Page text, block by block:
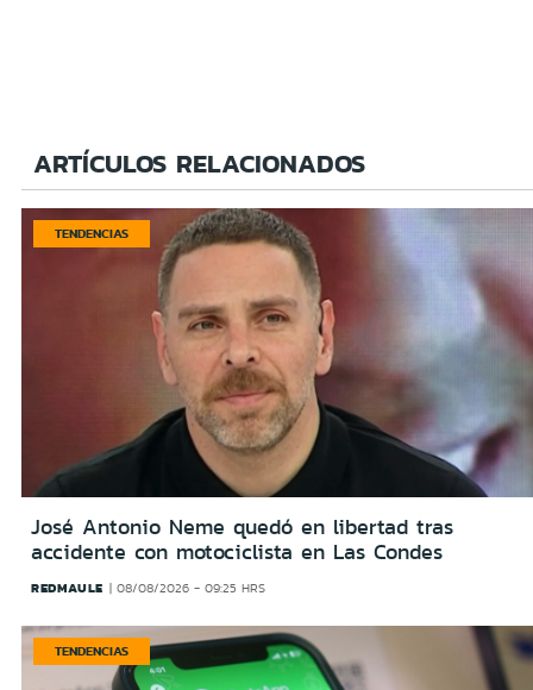
ARTÍCULOS RELACIONADOS
TENDENCIAS
José Antonio Neme quedó en libertad tras
accidente con motociclista en Las Condes
REDMAULE 08/08/2026 - 09:25 HRS
TENDENCIAS